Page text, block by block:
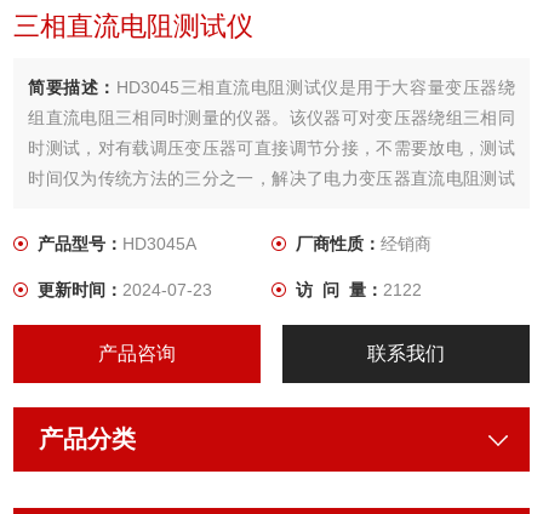
三相直流电阻测试仪
简要描述： HD3045三相直流电阻测试仪是用于大容量变压器绕
组直流电阻三相同时测量的仪器。该仪器可对变压器绕组三相同
时测试，对有载调压变压器可直接调节分接，不需要放电，测试
时间仅为传统方法的三分之一，解决了电力变压器直流电阻测试
产品型号： HD3045A 厂商性质： 经销商
更新时间：2024-07-23 访 问 量： 2122
产品咨询 联系我们
产品分类